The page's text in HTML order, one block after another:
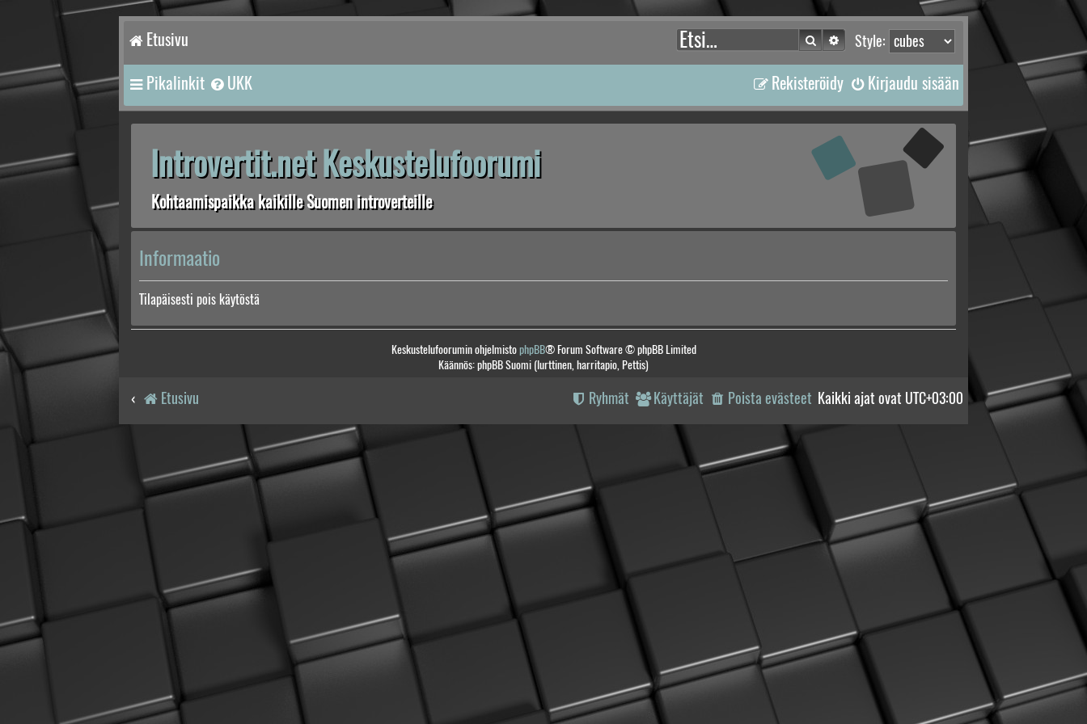
Etusivu Style:
Etsi Tarkennettu haku
Pikalinkit UKK Kirjaudu sisään
Rekisteröidy
Introvertit.net Keskustelufoorumi
Kohtaamispaikka kaikille Suomen introverteille
Informaatio
Tilapäisesti pois käytöstä
Keskustelufoorumin ohjelmistophpBB® Forum Software © phpBB Limited
Käännös: phpBB Suomi (lurttinen, harritapio, Pettis)
Etusivu Kaikki ajat ovat UTC+03:00
Poista evästeet
Käyttäjät
Ryhmät